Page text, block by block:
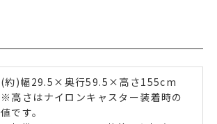
(約)幅29.5×奥行59.5×高さ155cm
※高さはナイロンキャスター装着時の
値です。